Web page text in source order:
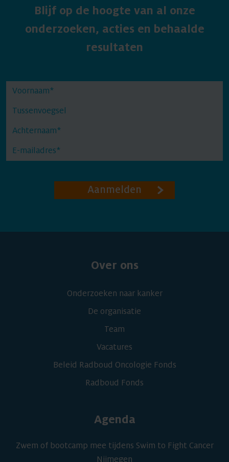
Blijf op de hoogte van al onze
onderzoeken, acties en behaalde
resultaten
Aanmelden
Over ons
Onderzoeken naar kanker
De organisatie
Team
Vacatures
Beleid Radboud Oncologie Fonds
Radboud Fonds
Agenda
Zwem of bootcamp mee tijdens Swim to Fight Cancer
Nijmegen